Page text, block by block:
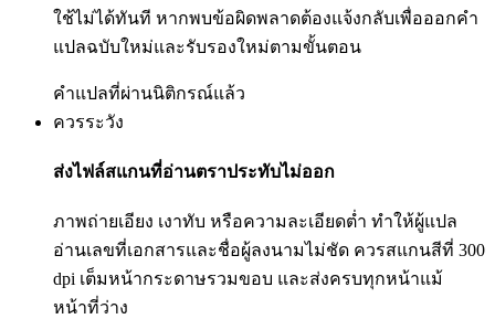
ใช้ไม่ได้ทันที หากพบข้อผิดพลาดต้องแจ้งกลับเพื่อออกคำ
แปลฉบับใหม่และรับรองใหม่ตามขั้นตอน
คำแปลที่ผ่านนิติกรณ์แล้ว
ควรระวัง
ส่งไฟล์สแกนที่อ่านตราประทับไม่ออก
ภาพถ่ายเอียง เงาทับ หรือความละเอียดต่ำ ทำให้ผู้แปล
อ่านเลขที่เอกสารและชื่อผู้ลงนามไม่ชัด ควรสแกนสีที่ 300
dpi เต็มหน้ากระดาษรวมขอบ และส่งครบทุกหน้าแม้
หน้าที่ว่าง